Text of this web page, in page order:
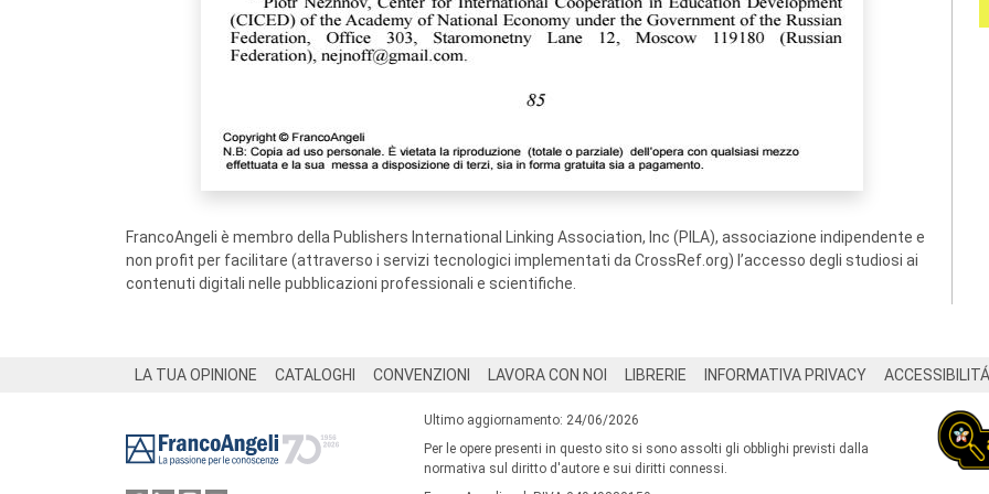
FrancoAngeli è membro della Publishers International Linking Association, Inc (PILA), associazione indipendente e
non profit per facilitare (attraverso i servizi tecnologici implementati da CrossRef.org) l’accesso degli studiosi ai
contenuti digitali nelle pubblicazioni professionali e scientifiche.
LA TUA OPINIONE CATALOGHI CONVENZIONI LAVORA CON NOI LIBRERIE INFORMATIVA PRIVACY ACCESSIBILITÁ
Ultimo aggiornamento: 24/06/2026
Per le opere presenti in questo sito si sono assolti gli obblighi previsti dalla
normativa sul diritto d'autore e sui diritti connessi.